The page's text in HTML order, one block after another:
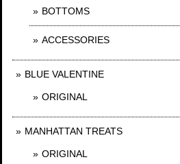
BOTTOMS
ACCESSORIES
BLUE VALENTINE
ORIGINAL
MANHATTAN TREATS
ORIGINAL